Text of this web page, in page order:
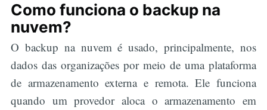
Como funciona o backup na
nuvem?
O backup na nuvem é usado, principalmente, nos
dados das organizações por meio de uma plataforma
de armazenamento externa e remota. Ele funciona
quando um provedor aloca o armazenamento em